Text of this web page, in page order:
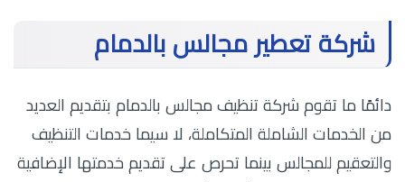
شركة تعطير مجالس بالدمام
دائمًا ما تقوم شركة تنظيف مجالس بالدمام بتقديم العديد
من الخدمات الشاملة المتكاملة، لا سيما خدمات التنظيف
والتعقيم للمجالس بينما تحرص على تقديم خدمتها الإضافية